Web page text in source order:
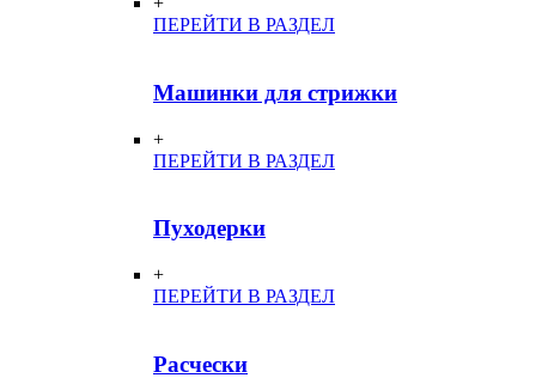
ПЕРЕЙТИ В РАЗДЕЛ
Машинки для стрижки
+
ПЕРЕЙТИ В РАЗДЕЛ
Пуходерки
+
ПЕРЕЙТИ В РАЗДЕЛ
Расчески